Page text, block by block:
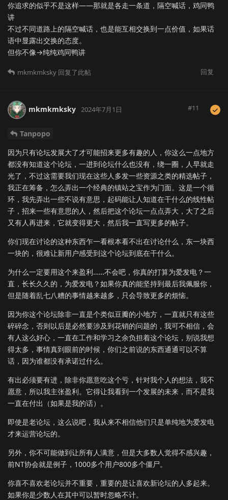
你追求的似乎不是这样——那就是各走一条道，隔空喊话，鸡同鸭
讲
不过不同道路上的隔空喊话，也是能互相交换到一点价值，如果话
语中显露出交换的态度。
但你不像→纯纯鸡同鸭讲
回复
mkmkmksky 回复了此帖
mkmkmksky 2024年7月1日 #11
Tanpopo
因为只有论坛发展大了才可能招来更多有趣的人，你这么一点地方
都没有知道这个论坛，一进到论坛什么也没有，绕一圈，人早就走
光了，不过这需要我们现在这些人多发一些资源之类的精选帖子，
我正在筹备，怎么弄出一个经典的镇站之宝作为门面。这是一个循
环，我先弄出一些不说有意思，起码能让人知道在干什么的线性帖
子，招来一些有意思的人，然后把这个论坛一点点弄大，大了之后
又有人再进来，它就变得更大，然后我一直写更多的帖子。
你们现在讨论的这种东西乍一看根本看不出在讨论什么，东一块西
一块的，很难让新用户感受到这个论坛到底在干什么。
为什么一定要用这个来盈利……不会吧，你真的打算为爱发电？一
直，长长久久的，为爱发电？如果你真的能坚持到最后我佩服你，
但是随着乱七八糟的事情越来越多，只会导致更多的烦恼。
因为你这个论坛除非一直是个类似豆瓣的小地方，一直就只有这些
碎碎念，否则以后是必然要涉及到花销的问题的，我可不相信，会
有人这么好心，一直在工作和学习之余负担着这个论坛，别说我想
得太多，事情真到眼前的时候，你们之前说的东西通通可以不算
话，因为谁都没有承诺过什么。
有出必须要有进，除非你愿意吃这个亏，针对我个人的想法，我不
愿意，所以我主张盈利。它得让我看到一个发展的未来，而不是我
一直在付出（如果是我的话）。
即使是老论坛，这么说吧，我从来不相信他们只是单纯地为爱发电
才来运营论坛的。
另外，你不可能做到让所有人满意，但是大多数人觉得不感兴趣，
前NT协会就是例子，1000多个用户800多个僵尸。
你喜不喜欢老论坛并不重要，重要的是让喜欢新论坛的人多起来。
如果你是少数人在其中可以暂时忽略不计。